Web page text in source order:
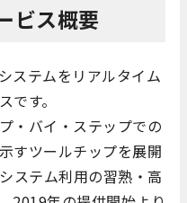
ビス概要
ステムをリアルタイム
です。
・バイ・ステップでの
すツールチップを展開
ステム利用の習熟・高